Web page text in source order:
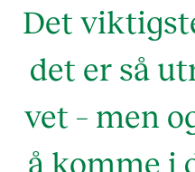
Det
det er så
vet – men
å komme i